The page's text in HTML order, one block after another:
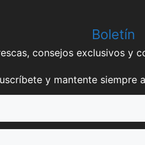
Boletín
consejos exclusivos y
y mantente siempre